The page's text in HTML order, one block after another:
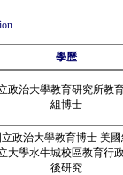
學歷
政治大學教育研究所教
組博士
立政治大學教育博士 美
大學水牛城校區教育行
後研究